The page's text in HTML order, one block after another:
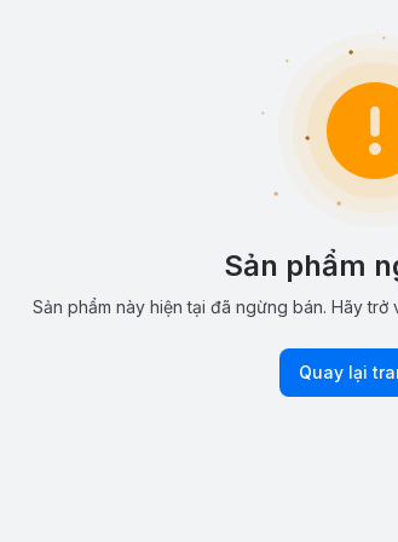
Sản phẩm
Sản phẩm này hiện tại đã ngừng bán. Hãy
Quay lại